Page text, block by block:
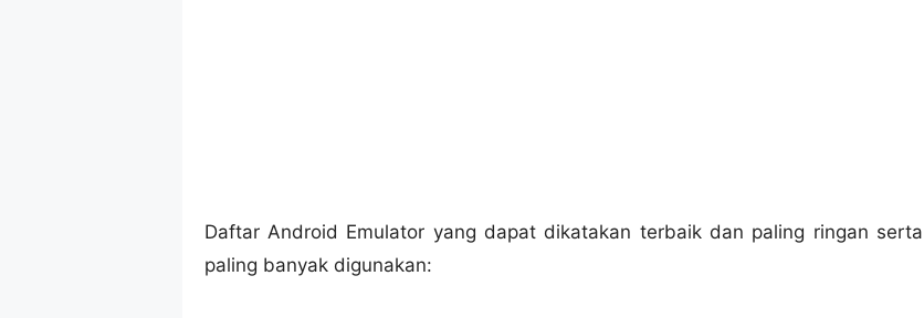
Daftar Android Emulator yang dapat dikatakan terbaik dan paling ringan serta
paling banyak digunakan: